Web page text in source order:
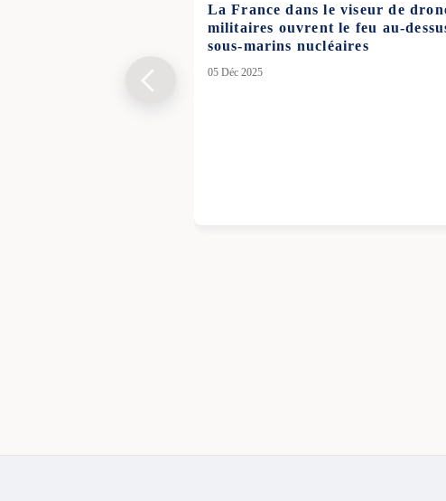
La France dans le viseur de
militaires ouvrent le feu au-
sous-marins nucléaires
05 Déc 2025